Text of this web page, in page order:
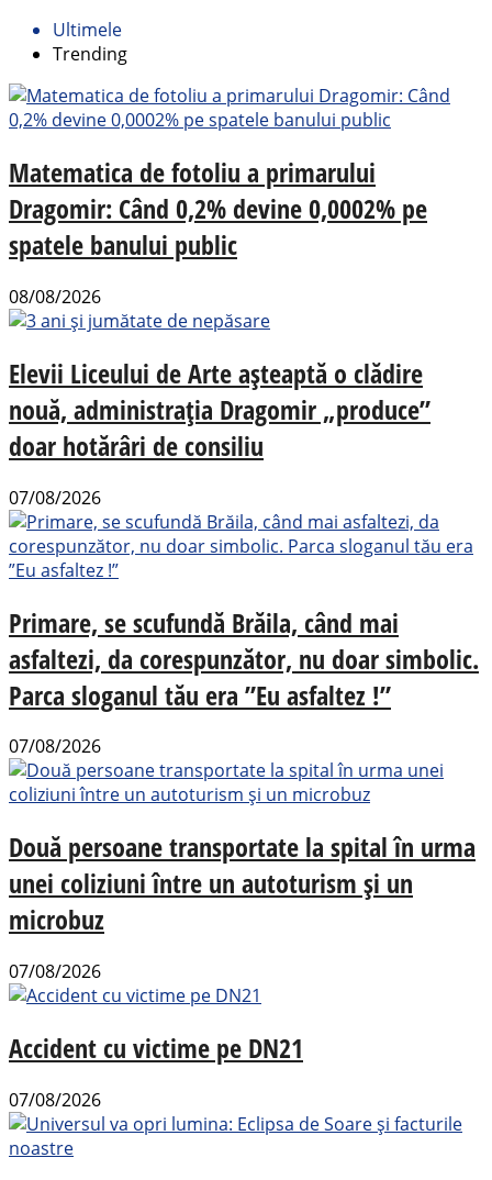
Ultimele
Trending
Matematica de fotoliu a primarului
Dragomir: Când 0,2% devine 0,0002% pe
spatele banului public
08/08/2026
Elevii Liceului de Arte așteaptă o clădire
nouă, administrația Dragomir „produce”
doar hotărâri de consiliu
07/08/2026
Primare, se scufundă Brăila, când mai
asfaltezi, da corespunzător, nu doar simbolic.
Parca sloganul tău era ”Eu asfaltez !”
07/08/2026
Două persoane transportate la spital în urma
unei coliziuni între un autoturism și un
microbuz
07/08/2026
Accident cu victime pe DN21
07/08/2026